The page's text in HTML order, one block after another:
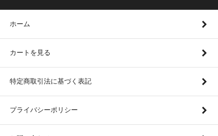
ホーム
カートを見る
特定商取引法に基づく表記
プライバシーポリシー